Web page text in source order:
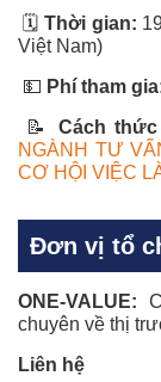
🗓Thời gian:
Việt Nam)
💵 Phí tham
📝 Cách
NGÀNH TƯ
CƠ HỘI VIỆC
Đơn vị tổ
ONE-VALUE:
chuyên về thị
Liên hệ